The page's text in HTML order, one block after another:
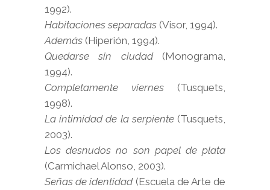
1992).
Habitaciones separadas (Visor, 1994).
Además (Hiperión, 1994).
Quedarse sin ciudad(Monograma,
1994).
Completamente viernes (Tusquets,
1998).
La intimidad de la serpiente(Tusquets,
2003).
Los desnudos no son papel de plata
(Carmichael Alonso, 2003).
Señas de identidad(Escuela de Arte de